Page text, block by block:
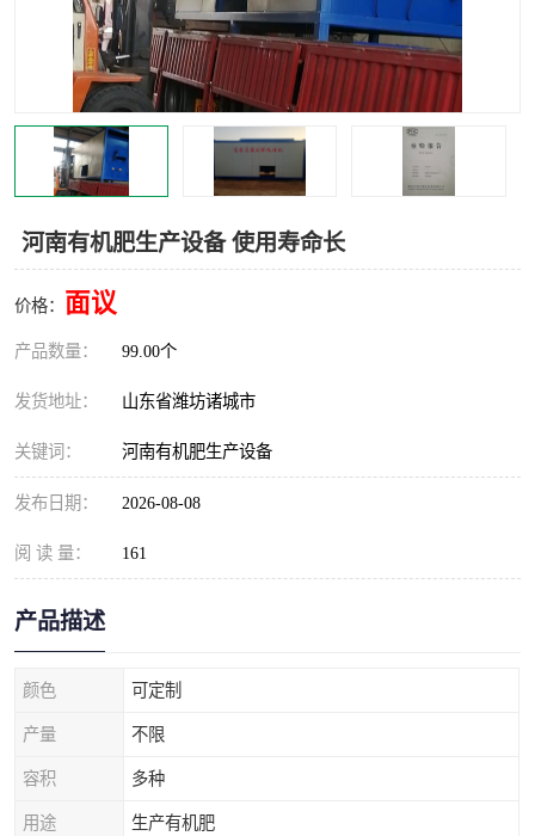
河南有机肥生产设备 使用寿命长
价格： 面议
产品数量： 99.00个
发货地址： 山东省潍坊诸城市
关键词： 河南有机肥生产设备
发布日期： 2026-08-08
阅 读 量： 161
产品描述
颜色 可定制
产量 不限
容积 多种
用途 生产有机肥